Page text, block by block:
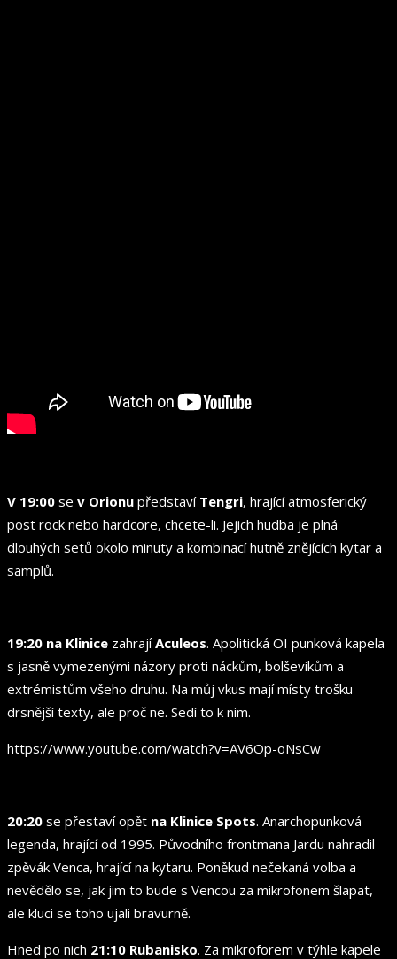
V 19:00 se v Orionu představí Tengri, hrající atmosferický
post rock nebo hardcore, chcete-li. Jejich hudba je plná
dlouhých setů okolo minuty a kombinací hutně znějících kytar a
samplů.
19:20 na Klinice zahrajíAculeos. Apolitická OI punková kapela
s jasně vymezenými názory proti náckům, bolševikům a
extrémistům všeho druhu. Na můj vkus mají místy trošku
drsnější texty, ale proč ne. Sedí to k nim.
https://www.youtube.com/watch?v=AV6Op-oNsCw
20:20 se přestaví opět na Klinice Spots. Anarchopunková
legenda, hrající od 1995. Původního frontmana Jardu nahradil
zpěvák Venca, hrající na kytaru. Poněkud nečekaná volba a
nevědělo se, jak jim to bude s Vencou za mikrofonem šlapat,
ale kluci se toho ujali bravurně.
Hned po nich 21:10 Rubanisko. Za mikroforem v týhle kapele